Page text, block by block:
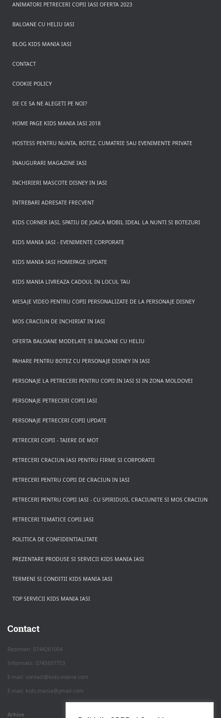
ANIMATORI PETRECERI COPII IASI OFERTA 2023
BALOANE CU HELIU IASI
BLOG KIDS MANIA IASI
CONTACT
COOKIE POLICY
DE CE SA NE ALEGETI PE NOI?
HOME PAGE KIDS MANIA IASI 2018
HOSTESS PENTRU NUNTA, BOTEZ, CUMATRIE SAU EVENIMENTE PRIVATE
INAUGURARI MAGAZINE IASI
INCHIRIERI MASCOTE DISNEY IN IASI
INTREBARI ADRESATE FRECVENT
KIDS CORNER IASI, SPATIU DE JOACA MOBIL IDEAL LA NUNTI SI BOTEZURI
KIDS MANIA IASI - EVENIMENTE CORPORATE
KIDS MANIA IASI HOMEPAGE UPDATE
KIDS MANIA LIVREAZA CADOUL IN LOCUL TAU
MESAJE VIDEO PENTRU COPII PERSONALIZATE DE LA PERSONAJE DISNEY
MOS CRACIUN DE INCHIRIAT IN IASI
OFERTA BALOANE MODELATE SI BALOANE CU HELIU
PAHARE PENTRU BOTEZ CU PERSONAJE DISNEY IN IASI
PERSONAJE LA PETRECERI PENTRU COPII IN IASI SI IN ZONA MOLDOVEI
PERSONAJE PETRECERI COPII IASI
PERSONAJE PETRECERI COPII UPDATE
PETRECERI COPII - TAIERE DE MOT
PETRECERI CRACIUN IASI PENTRU FIRME SI CORPORATII
PETRECERI PENTRU COPII DE CRACIUN IN IASI
PETRECERI PENTRU COPII IASI - CU SPIRIDUSI, CRACIUNITE SI MOS CRACIUN
PETRECERI TEMATICE COPII IASI
POLITICA DE CONFIDENTIALITATE
PREZENTARE PRODUSE SI SERVICII KIDS MANIA IASI
TERMENI SI CONDITII KIDS MANIA IASI
TOP SERVICII KIDS MANIA IASI
Contact
Rezervari: 0744261004
Informatii: 0745937753
E-mail: contact@kids-mania.com
E-mail: kids.mania@ymail.com
Arhive
Apasa pe o categorie ca sa vezi serviciile.
PETRECERI COPII